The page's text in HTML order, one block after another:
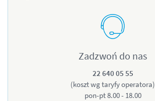
Zadzwoń do nas
22 640 05 55
(koszt wg taryfy operatora)
pon-pt 8.00 - 18.00